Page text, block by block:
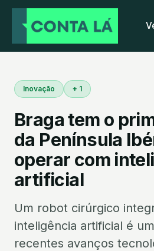
Inovação + 1
Braga tem o
da Península
operar com
artificial
Um robot cirúrgico
inteligência artificial é
recentes avanços